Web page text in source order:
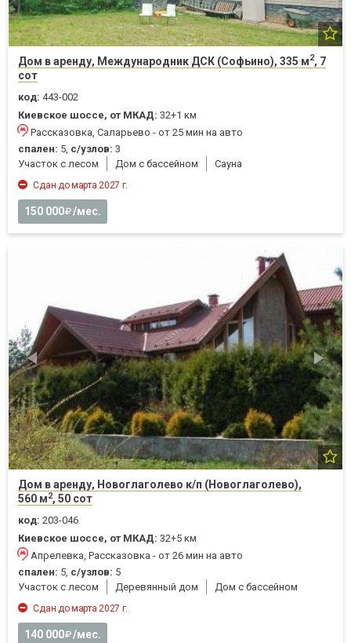
Дом в аренду, Международник ДСК (Софьино), 335 м2, 7
сот
код: 443-002
Киевское шоссе, от МКАД: 32+1 км
Рассказовка, Саларьево - от 25 мин на авто
спален: 5, с/узлов: 3
Участок с лесом
Дом с бассейном Cауна
Сдан до марта 2027 г.
150 000 /мес.
Дом в аренду, Новоглаголево к/п (Новоглаголево),
560 м2, 50 сот
код: 203-046
Киевское шоссе, от МКАД: 32+5 км
Апрелевка, Рассказовка - от 26 мин на авто
спален: 5, с/узлов: 5
Участок с лесом
Деревянный дом Дом с бассейном
Сдан до марта 2027 г.
140 000 /мес.